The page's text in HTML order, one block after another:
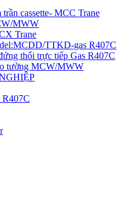
cassette- MCC Trane
MWW
Trane
TTKD-gas R407C
thổi trực tiếp Gas R407C
tường MCW/MWW